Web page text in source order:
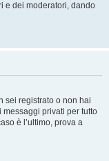
e dei moderatori, dando
sei registrato o non hai
messaggi privati per tutto
è l’ultimo, prova a